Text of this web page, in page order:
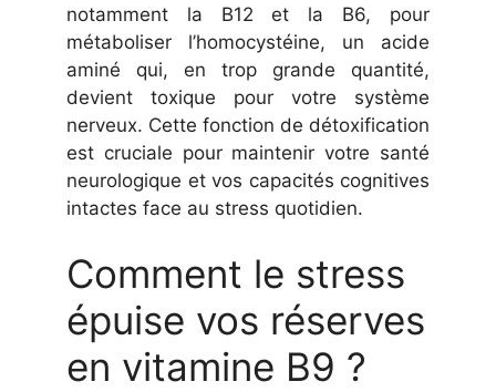
notamment la B12 et la B6, pour
métaboliser l’homocystéine, un acide
aminé qui, en trop grande quantité,
devient toxique pour votre système
nerveux. Cette fonction de détoxification
est cruciale pour maintenir votre santé
neurologique et vos capacités cognitives
intactes face au stress quotidien.
Comment le stress
épuise vos réserves
en vitamine B9 ?